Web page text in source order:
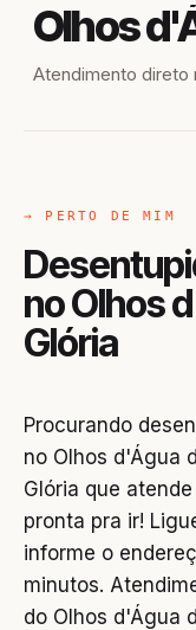
Olhos
Atendimento direto
→ PERTO DE MIM
no Olhos
Glória
Procurando
no Olhos d'Água
Glória que
pronta pra ir!
informe o
minutos.
do Olhos d'Água